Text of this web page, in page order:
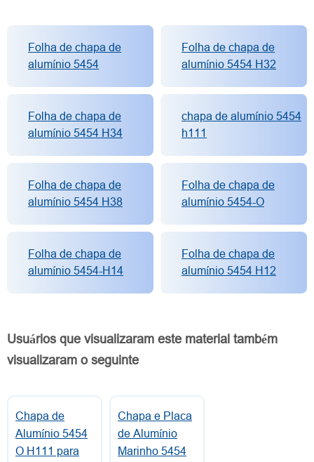
Folha de chapa de
alumínio 5454
Folha de chapa de
alumínio 5454 H32
Folha de chapa de
alumínio 5454 H34
chapa de alumínio 5454
h111
Folha de chapa de
alumínio 5454 H38
Folha de chapa de
alumínio 5454-O
Folha de chapa de
alumínio 5454-H14
Folha de chapa de
alumínio 5454 H12
Usuários que visualizaram este material também
visualizaram o seguinte
Chapa de
Alumínio 5454
O H111 para
Chapa e Placa
de Alumínio
Marinho 5454